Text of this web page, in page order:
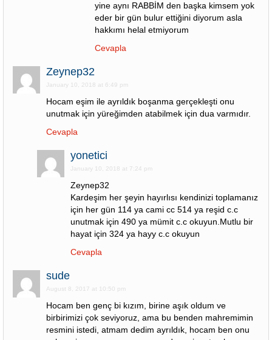
yine aynı RABBİM den başka kimsem yok
eder bir gün bulur ettiğini diyorum asla
hakkımı helal etmiyorum
Cevapla
Zeynep32
January 10, 2018 at 6:49 pm
Hocam eşim ile ayrıldık boşanma gerçekleşti onu
unutmak için yüreğimden atabilmek için dua varmıdır.
Cevapla
yonetici
January 10, 2018 at 7:24 pm
Zeynep32
Kardeşim her şeyin hayırlısı kendinizi toplamanız
için her gün 114 ya cami cc 514 ya reşid c.c
unutmak için 490 ya mümit c.c okuyun.Mutlu bir
hayat için 324 ya hayy c.c okuyun
Cevapla
sude
August 8, 2017 at 10:50 pm
Hocam ben genç bi kızım, birine aşık oldum ve
birbirimizi çok seviyoruz, ama bu benden mahremimin
resmini istedi, atmam dedim ayrıldık, hocam ben onu